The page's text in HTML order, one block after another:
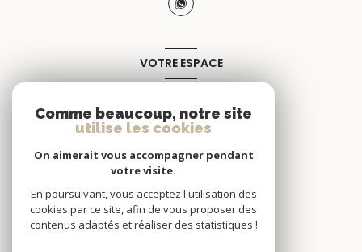
VOTRE ESPACE
SE CONNECTER
Comme beaucoup, notre site
utilise les cookies
On aimerait vous accompagner pendant
votre visite.
En poursuivant, vous acceptez l'utilisation des
cookies par ce site, afin de vous proposer des
contenus adaptés et réaliser des statistiques !